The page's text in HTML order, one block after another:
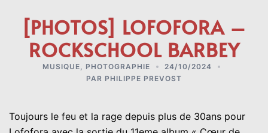
[PHOTOS] LOFOFORA –
ROCKSCHOOL BARBEY
MUSIQUE PHOTOGRAPHIE
24/10/2024
PAR PHILIPPE PREVOST
Toujours le feu et la rage depuis plus de 30ans pour